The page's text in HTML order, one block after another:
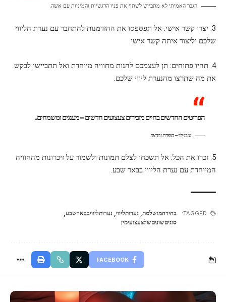
הגבר האמיתי לא מתבייש לשתף את פניו הרגשיות והמיניות עם אשה.
3. יצרו קשר אישי: אל תפספסו את ההזדמנות להתחבר עם נערת הליווי
שלכם וליצור איתה קשר אישי.
4. תהיו פתוחים: תן לעצמכם להנות מחוויה מיוחדת ואל תתביישו לבקש
את מה שתרצו מהנערת ליווי שלכם.
הפריטים החדשים בחיים מזכירים צעצועים חדשים – מענגים ומשמחים.
נעמי לוי – סופרת ומרצה
5. זכרו את הכל: אל תשכחו לצלם תמונות ולשמור על זיכרונות מהחוויה
המיוחדת עם נערת הליווי בבאר שבע.
TAGGED: בחירהמושלמת, נערותליווי, נערותליוויבבארשבע,
סוגיםשוניםשלצעצועימין
FACEBOOK